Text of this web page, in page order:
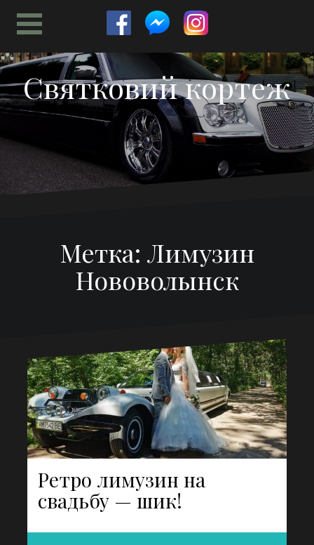
содержимому
Святковий кортеж
Метка: Лимузин
Нововолынск
Ретро лимузин на
свадьбу — шик!